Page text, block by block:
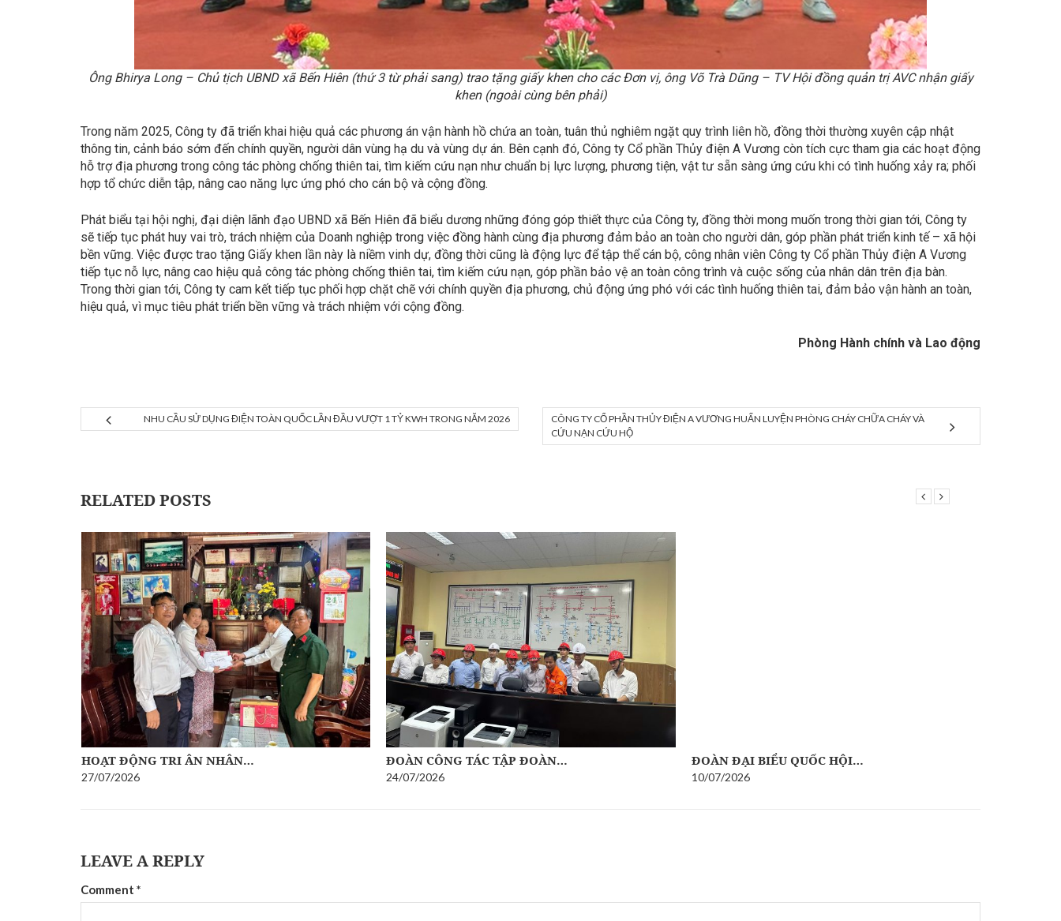
Ông Bhirya Long – Chủ tịch UBND xã Bến Hiên (thứ 3 từ phải sang) trao tặng giấy khen cho các Đơn vị, ông Võ Trà Dũng – TV Hội đồng quản trị AVC nhận giấy
khen (ngoài cùng bên phải)
Trong năm 2025, Công ty đã triển khai hiệu quả các phương án vận hành hồ chứa an toàn, tuân thủ nghiêm ngặt quy trình liên hồ, đồng thời thường xuyên cập nhật
thông tin, cảnh báo sớm đến chính quyền, người dân vùng hạ du và vùng dự án. Bên cạnh đó, Công ty Cổ phần Thủy điện A Vương còn tích cực tham gia các hoạt động
hỗ trợ địa phương trong công tác phòng chống thiên tai, tìm kiếm cứu nạn như chuẩn bị lực lượng, phương tiện, vật tư sẵn sàng ứng cứu khi có tình huống xảy ra; phối
hợp tổ chức diễn tập, nâng cao năng lực ứng phó cho cán bộ và cộng đồng.
Phát biểu tại hội nghị, đại diện lãnh đạo UBND xã Bến Hiên đã biểu dương những đóng góp thiết thực của Công ty, đồng thời mong muốn trong thời gian tới, Công ty
sẽ tiếp tục phát huy vai trò, trách nhiệm của Doanh nghiệp trong việc đồng hành cùng địa phương đảm bảo an toàn cho người dân, góp phần phát triển kinh tế – xã hội
bền vững. Việc được trao tặng Giấy khen lần này là niềm vinh dự, đồng thời cũng là động lực để tập thể cán bộ, công nhân viên Công ty Cổ phần Thủy điện A Vương
tiếp tục nỗ lực, nâng cao hiệu quả công tác phòng chống thiên tai, tìm kiếm cứu nạn, góp phần bảo vệ an toàn công trình và cuộc sống của nhân dân trên địa bàn.
Trong thời gian tới, Công ty cam kết tiếp tục phối hợp chặt chẽ với chính quyền địa phương, chủ động ứng phó với các tình huống thiên tai, đảm bảo vận hành an toàn,
hiệu quả, vì mục tiêu phát triển bền vững và trách nhiệm với cộng đồng.
Phòng Hành chính và Lao động
NHU CẦU SỬ DỤNG ĐIỆN TOÀN QUỐC LẦN ĐẦU VƯỢT 1 TỶ KWH TRONG NĂM 2026
CÔNG TY CỔ PHẦN THỦY ĐIỆN A VƯƠNG HUẤN LUYỆN PHÒNG CHÁY CHỮA CHÁY VÀ
CỨU NẠN CỨU HỘ
RELATED POSTS
HOẠT ĐỘNG TRI ÂN NHÂN…
27/07/2026
ĐOÀN CÔNG TÁC TẬP ĐOÀN…
24/07/2026
ĐOÀN ĐẠI BIỂU QUỐC HỘI…
10/07/2026
LEAVE A REPLY
Comment *